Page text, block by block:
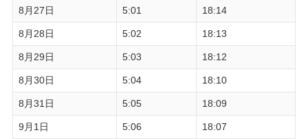
8月27日 5:01 18:14
8月28日 5:02 18:13
8月29日 5:03 18:12
8月30日 5:04 18:10
8月31日 5:05 18:09
9月1日 5:06 18:07